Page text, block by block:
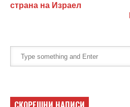
страна на Израел